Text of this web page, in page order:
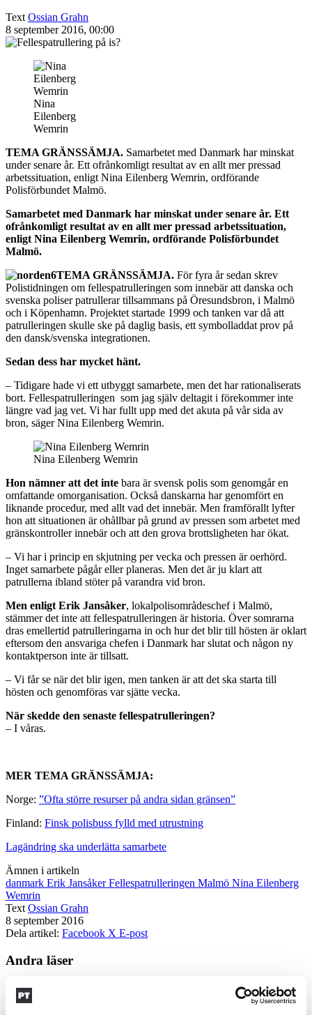
Text Ossian Grahn
8 september 2016, 00:00
Nina
Eilenberg
Wemrin
TEMA GRÄNSSÄMJA. Samarbetet med Danmark har minskat
under senare år. Ett ofrånkomligt resultat av en allt mer pressad
arbetssituation, enligt Nina Eilenberg Wemrin, ordförande
Polisförbundet Malmö.
Samarbetet med Danmark har minskat under senare år. Ett
ofrånkomligt resultat av en allt mer pressad arbetssituation,
enligt Nina Eilenberg Wemrin, ordförande Polisförbundet
Malmö.
TEMA GRÄNSSÄMJA. För fyra år sedan skrev
Polistidningen om fellespatrulleringen som innebär att danska och
svenska poliser patrullerar tillsammans på Öresundsbron, i Malmö
och i Köpenhamn. Projektet startade 1999 och tanken var då att
patrulleringen skulle ske på daglig basis, ett symbolladdat prov på
den dansk/svenska integrationen.
Sedan dess har mycket hänt.
– Tidigare hade vi ett utbyggt samarbete, men det har rationaliserats
bort. Fellespatrulleringen som jag själv deltagit i förekommer inte
längre vad jag vet. Vi har fullt upp med det akuta på vår sida av
bron, säger Nina Eilenberg Wemrin.
Nina Eilenberg Wemrin
Hon nämner att det inte bara är svensk polis som genomgår en
omfattande omorganisation. Också danskarna har genomfört en
liknande procedur, med allt vad det innebär. Men framförallt lyfter
hon att situationen är ohållbar på grund av pressen som arbetet med
gränskontroller innebär och att den grova brottsligheten har ökat.
– Vi har i princip en skjutning per vecka och pressen är oerhörd.
Inget samarbete pågår eller planeras. Men det är ju klart att
patrullerna ibland stöter på varandra vid bron.
Men enligt Erik Jansåker, lokalpolisområdeschef i Malmö,
stämmer det inte att fellespatrulleringen är historia. Över somrarna
dras emellertid patrulleringarna in och hur det blir till hösten är oklart
eftersom den ansvariga chefen i Danmark har slutat och någon ny
kontaktperson inte är tillsatt.
– Vi får se när det blir igen, men tanken är att det ska starta till
hösten och genomföras var sjätte vecka.
När skedde den senaste fellespatrulleringen?
– I våras.
MER TEMA GRÄNSSÄMJA:
Norge: ”Ofta större resurser på andra sidan gränsen”
Finland: Finsk polisbuss fylld med utrustning
Lagändring ska underlätta samarbete
Ämnen i artikeln
danmark Erik JansåkerFellespatrulleringen Malmö Nina Eilenberg
Wemrin
Text Ossian Grahn
8 september 2016
Dela artikel: Facebook X E-post
Andra läser
3 juni 2026